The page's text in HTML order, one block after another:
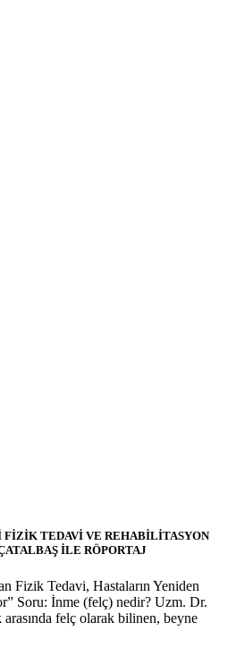
FİZİK TEDAVİ VE REHABİLİTASYON
İLE RÖPORTAJ
Fizik Tedavi, Hastaların Yeniden
Soru: İnme (felç) nedir? Uzm. Dr.
felç olarak bilinen, beyne